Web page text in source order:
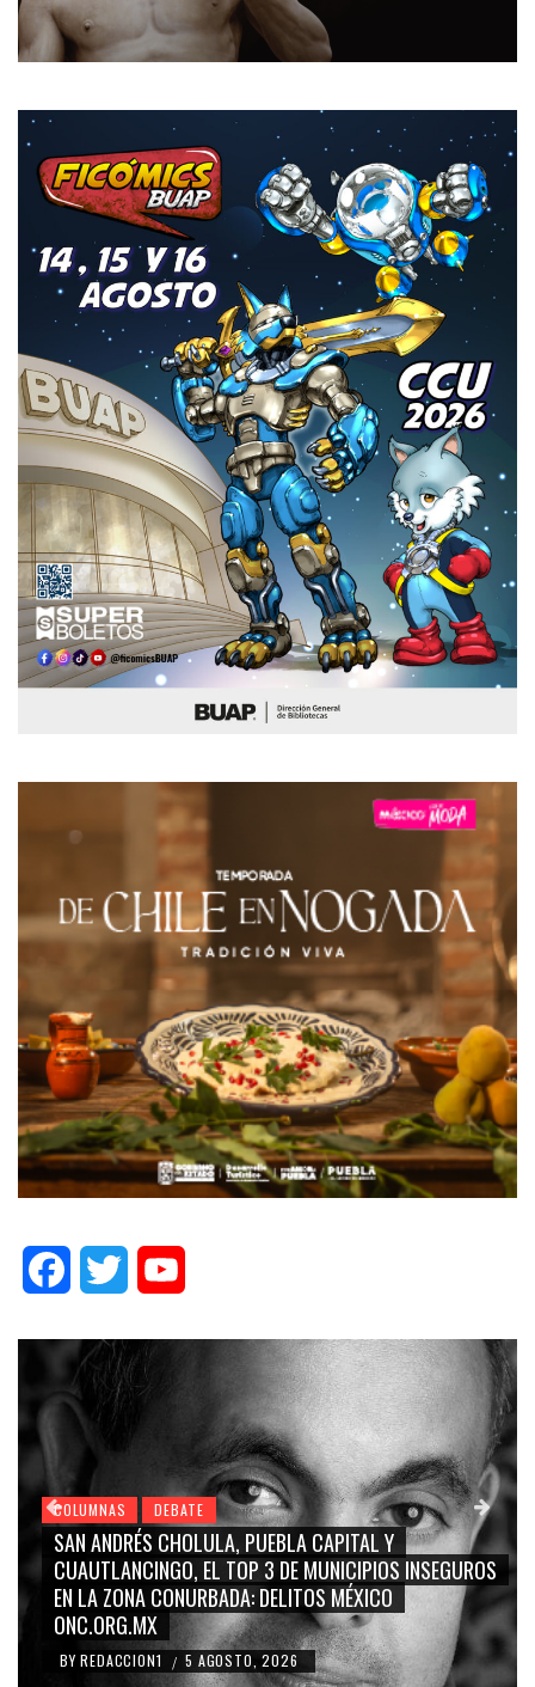
FacebookTwitter
COLUMNAS DEBATE
GRACE PALOMARES, NAY SALVATORI, SERGIO MAYER,
CARMEN SALINAS “LA CORCHOLATA”, CUAUHTÉMOC
BLANCO, SILVIA PINAL: LA TRIVIALIZACIÓN Y
RIDICULIZACIÓN DE LA REPRESENTACIÓN CIUDADANA
BY REDACCION1 / 4 AGOSTO, 2026